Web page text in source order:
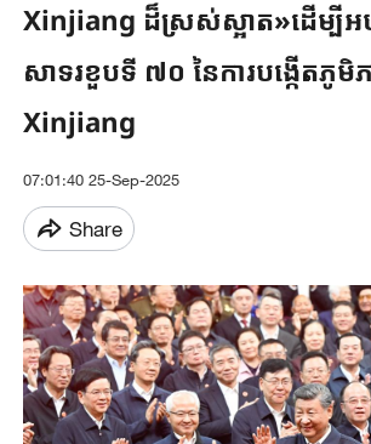
Xinjiang ដ៏ស្រស់ស្អាត»ដើម្បីអ
សាទរខួបទី ៧០ នៃការបង្កើតភូ
Xinjiang
07:01:40 25-Sep-2025
Share